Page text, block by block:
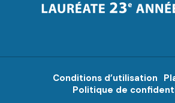
Conditions d’utilisation
Politique de